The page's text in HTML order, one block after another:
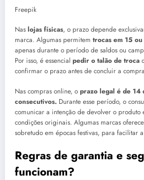
Freepik
Nas lojas físicas, o prazo depende
marca. Algumas permitem trocas em 15
apenas durante o período de saldos ou
Por isso, é essencial pedir o talão de troca
confirmar o prazo antes de concluir a
Nas compras online, o prazo legal é de 14
consecutivos. Durante esse período, o
comunicar a intenção de devolver o produto
condições originais. Algumas marcas
sobretudo em épocas festivas, para facilitar
Regras de garantia e
funcionam?